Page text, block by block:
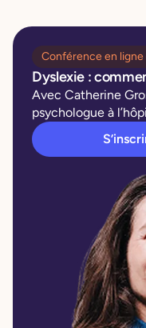
Conférence en
Dyslexie :
Avec Catherine
psychologue à